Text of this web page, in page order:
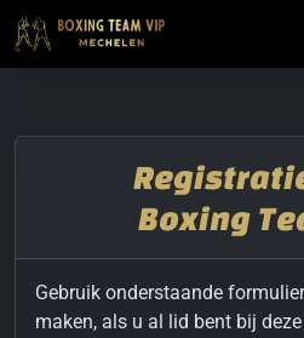
Boxing
Gebruik onderstaande
maken, als u al lid bent bij